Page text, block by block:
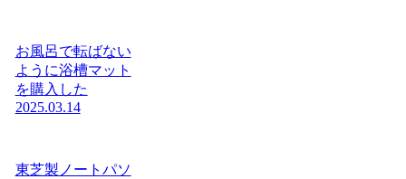
お風呂で転ばない
ように浴槽マット
を購入した
2025.03.14
東芝製ノートパソ